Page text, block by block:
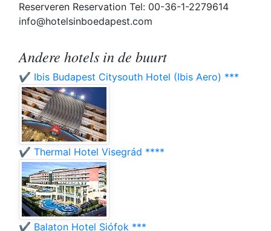
Reserveren Reservation Tel: 00-36-1-2279614
info@hotelsinboedapest.com
Andere hotels in de buurt
✔️ Ibis Budapest Citysouth Hotel (Ibis Aero) ***
✔️ Thermal Hotel Visegrád ****
✔️ Balaton Hotel Siófok ***